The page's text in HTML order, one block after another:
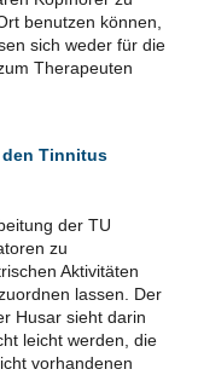
benutzen können,
sich weder für die
Therapeuten
Tinnitus
der TU
zu
Aktivitäten
lassen. Der
Husar sieht darin
leicht werden, die
vorhandenen